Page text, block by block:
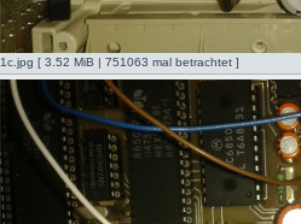
1c.jpg [ 3.52 MiB | 751063 mal betrachtet ]